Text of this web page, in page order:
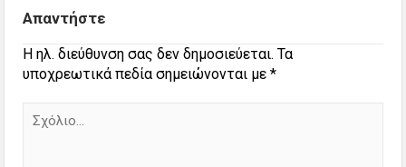
Απαντήστε
Η ηλ. διεύθυνση σας δεν δημοσιεύεται. Τα
υποχρεωτικά πεδία σημειώνονται με*